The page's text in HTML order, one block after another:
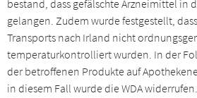
bestand, dass gefälschte Arzneimittel in
gelangen. Zudem wurde festgestellt,
Transports nach Irland nicht
temperaturkontrolliert wurden. In der
der betroffenen Produkte auf
in diesem Fall wurde die WDA widerrufen.